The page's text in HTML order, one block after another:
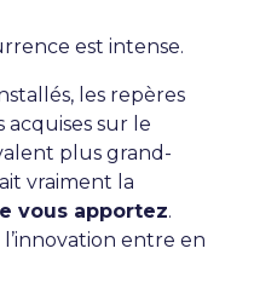
est intense.
les repères
acquises sur le
plus grand-
vraiment la
vous apportez.
entre en